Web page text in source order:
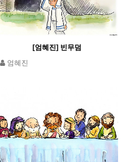
[엄혜진] 빈무덤
엄혜진